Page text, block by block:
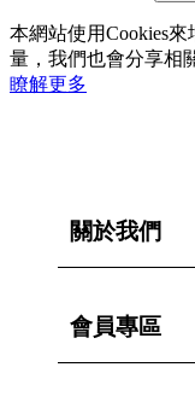
本網站使用Cookies
量，我們也會分享相
瞭解更多
關於我們
會員專區